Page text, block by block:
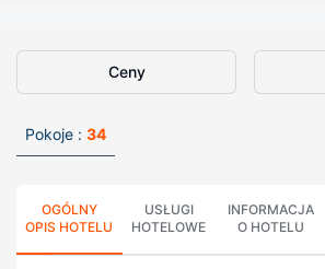
Ceny
Pokoje : 34
OGÓLNY
OPIS HOTELU
USŁUGI
HOTELOWE
INFORMACJA
O HOTELU